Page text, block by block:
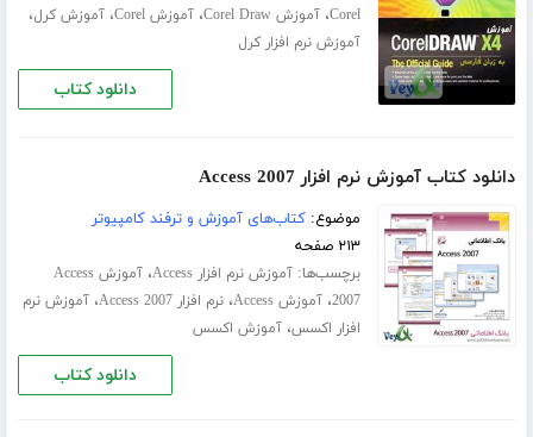
Corel،آموزش Corel Draw ،آموزش Corel ،آموزش کرل،
آموزش نرم افزار کرل
دانلود کتاب
دانلود کتاب آموزش نرم افزار Access 2007
موضوع:کتاب‌های آموزش و ترفند کامپیوتر
۲۱۳ صفحه
برچسب‌ها:آموزش نرم افزار Access ،
آموزش Access
2007،آموزش Access ،نرم افزار Access 2007 ،آموزش نرم
افزار اکسس،آموزش اکسس
دانلود کتاب